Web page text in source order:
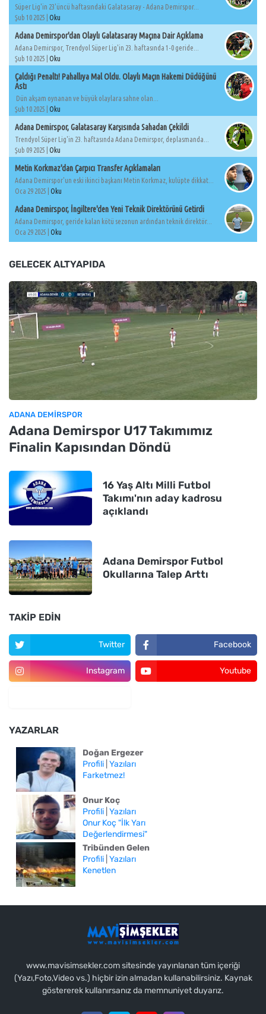
Süper Lig'in 23'üncü haftasındaki Galatasaray - Adana Demirspor...
Şub 10 2025 | Oku
Adana Demirspor'dan Olaylı Galatasaray Maçına Dair Açıklama
Adana Demirspor, Trendyol Süper Lig'in 23. haftasında 1-0 geride...
Şub 10 2025 | Oku
Çaldığı Penaltı! Pahallıya Mal Oldu. Olaylı Maçın Hakemi Düdüğünü
Astı
Dün akşam oynanan ve büyük olaylara sahne olan...
Şub 10 2025 | Oku
Adana Demirspor, Galatasaray Karşısında Sahadan Çekildi
Trendyol Süper Lig'in 23. haftasında Adana Demirspor, deplasmanda...
Şub 09 2025 | Oku
Metin Korkmaz'dan Çarpıcı Transfer Açıklamaları
Adana Demirspor'un eski ikinci başkanı Metin Korkmaz, kulüpte dikkat...
Oca 29 2025 | Oku
Adana Demirspor, İngiltere'den Yeni Teknik Direktörünü Getirdi
Adana Demirspor, geride kalan kötü sezonun ardından teknik direktör...
Oca 29 2025 | Oku
GELECEK ALTYAPIDA
ADANA DEMIRSPOR
Adana Demirspor U17 Takımımız
Finalin Kapısından Döndü
16 Yaş Altı Milli Futbol
Takımı'nın aday kadrosu
açıklandı
Adana Demirspor Futbol
Okullarına Talep Arttı
TAKIP EDIN
Twitter Facebook
Instagram Youtube
YAZARLAR
Doğan Ergezer
Profili Yazıları
Farketmez!
Onur Koç
Profili Yazıları
Onur Koç "İlk Yarı
Değerlendirmesi"
Tribünden Gelen
Profili Yazıları
Kenetlen
www.mavisimsekler.com sitesinde yayınlanan tüm içeriği
(Yazı,Foto,Video vs.) hiçbir izin almadan kullanabilirsiniz. Kaynak
göstererek kullanırsanız da memnuniyet duyarız.